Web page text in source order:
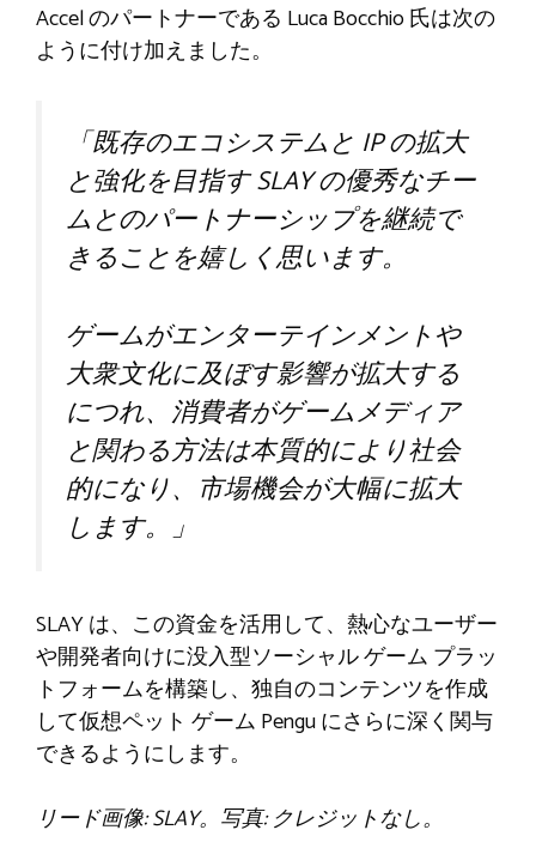
Accel のパートナーである Luca Bocchio 氏は次の
ように付け加えました。
「既存のエコシステムと IP の拡大
と強化を目指す SLAY の優秀なチー
ムとのパートナーシップを継続で
きることを嬉しく思います。
ゲームがエンターテインメントや
大衆文化に及ぼす影響が拡大する
につれ、消費者がゲームメディア
と関わる方法は本質的により社会
的になり、市場機会が大幅に拡大
します。」
SLAY は、この資金を活用して、熱心なユーザー
や開発者向けに没入型ソーシャル ゲーム プラッ
トフォームを構築し、独自のコンテンツを作成
して仮想ペット ゲーム Pengu にさらに深く関与
できるようにします。
リード画像: SLAY。写真: クレジットなし。